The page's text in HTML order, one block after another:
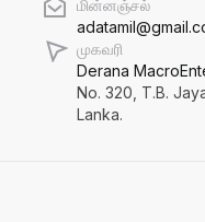
மின்னஞ்சல்
முகவரி
Derana
No. 320, T.B.
Lanka.